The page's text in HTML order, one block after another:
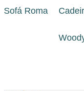
Sofá Roma